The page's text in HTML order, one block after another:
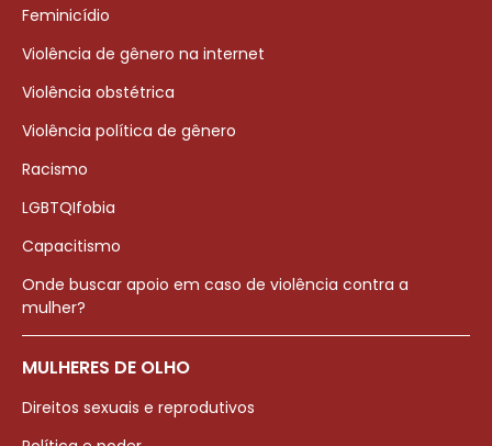
Feminicídio
Violência de gênero na internet
Violência obstétrica
Violência política de gênero
Racismo
LGBTQIfobia
Capacitismo
Onde buscar apoio em caso de violência contra a
mulher?
MULHERES DE OLHO
Direitos sexuais e reprodutivos